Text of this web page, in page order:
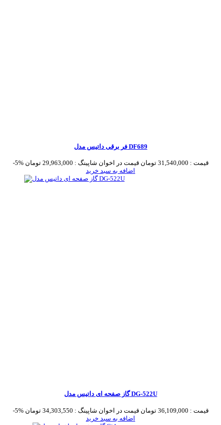
فر برقی داتیس مدل DF689
-5% قیمت : 31,540,000 تومان قیمت در اخوان شاپینگ : 29,963,000 تومان
اضافه به سبد خرید
گاز صفحه ای داتیس مدل DG-522U
-5% قیمت : 36,109,000 تومان قیمت در اخوان شاپینگ : 34,303,550 تومان
اضافه به سبد خرید